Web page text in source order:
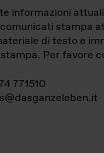
informazioni
stampa
di testo e
Per favore
771510